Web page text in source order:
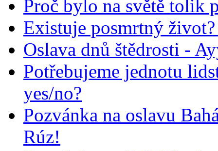
Proč bylo na světě tolik
Existuje posmrtný
Oslava dnů štědrosti -
Potřebujeme jednotu
yes/no?
Pozvánka na oslavu
Rúz!